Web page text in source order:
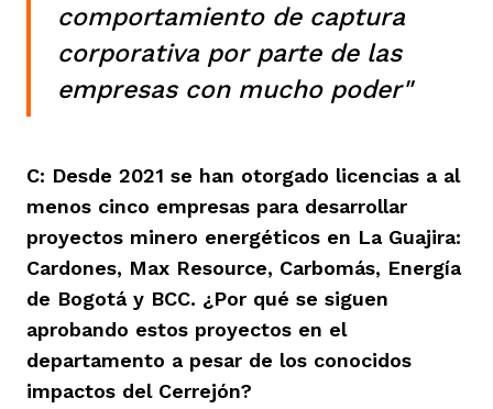
comportamiento de captura
corporativa por parte de las
empresas con mucho poder"
C: Desde 2021 se han otorgado licencias a al
menos cinco empresas para desarrollar
proyectos minero energéticos en La Guajira:
Cardones, Max Resource, Carbomás, Energía
de Bogotá y BCC. ¿Por qué se siguen
aprobando estos proyectos en el
departamento a pesar de los conocidos
impactos del Cerrejón?